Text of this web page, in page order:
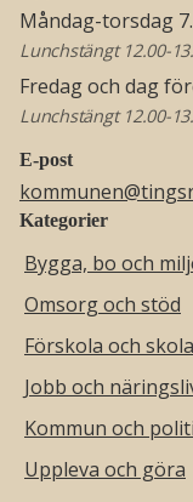
Måndag-torsdag
Lunchstängt 12.00-
Fredag och dag
Lunchstängt 12.00-
E-post
Kategorier
Bygga, bo och
Omsorg och stöd
Förskola och skola
Jobb och
Kommun och
Uppleva och göra